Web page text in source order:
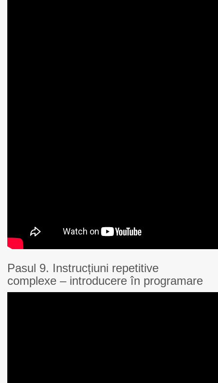
Pasul 9. Instrucțiuni repetitive
complexe – introducere în programare